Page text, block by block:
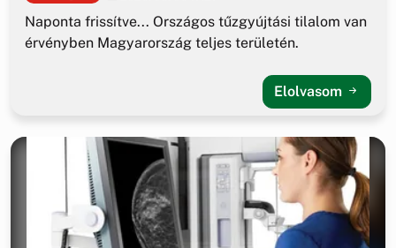
Naponta frissítve... Országos tűzgyújtási tilalom van
érvényben Magyarország teljes területén.
Elolvasom